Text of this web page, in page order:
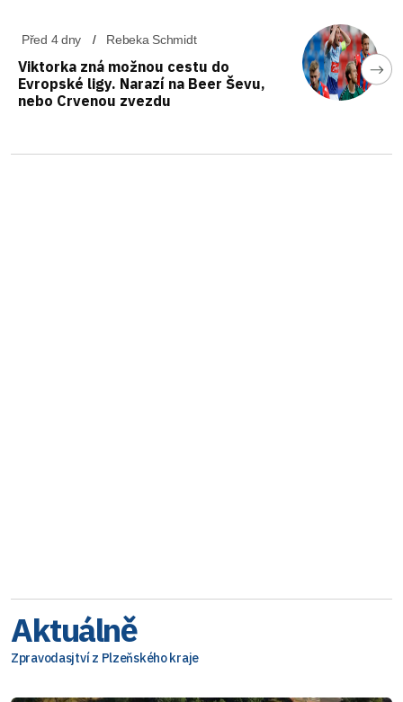
Před 4 dny Rebeka Schmidt
Viktorka zná možnou cestu do
Evropské ligy. Narazí na Beer Ševu,
nebo Crvenou zvezdu
Aktuálně
Zpravodasjtví z Plzeňského kraje